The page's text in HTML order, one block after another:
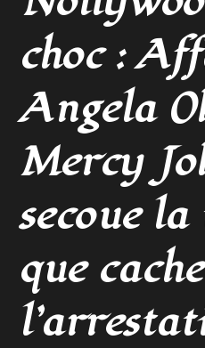
choc :
Angela
Mercy
secoue la
que cache